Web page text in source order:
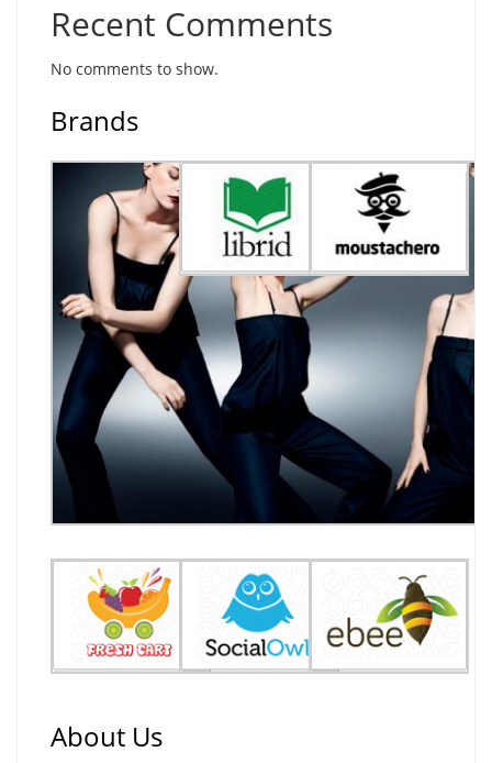
Recent Comments
No comments to show.
Brands
About Us